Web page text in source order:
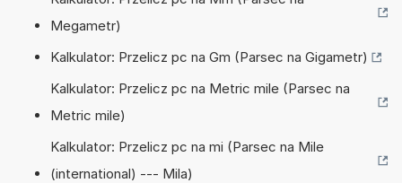
Megametr)
Kalkulator: Przelicz pc na Gm (Parsec na Gigametr)
Kalkulator: Przelicz pc na Metric mile (Parsec na
Metric mile)
Kalkulator: Przelicz pc na mi (Parsec na Mile
(international) --- Mila)